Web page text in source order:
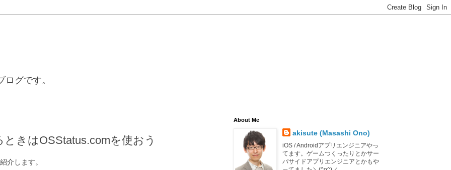
グです。
きはOSStatus.comを使おう
介します。
About Me
akisute (Masashi Ono)
iOS / Androidアプリエンジニアやっ
てます。ゲームつくったりとかサー
バサイドアプリエンジニアとかもや